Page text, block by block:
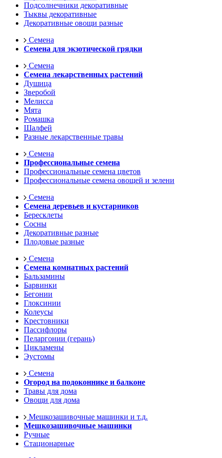
Подсолнечники декоративные
Тыквы декоративные
Декоративные овощи разные
Семена
Семена для экзотической грядки
Семена
Семена лекарственных растений
Душица
Зверобой
Мелисса
Мята
Ромашка
Шалфей
Разные лекарственные травы
Семена
Профессиональные семена
Профессиональные семена цветов
Профессиональные семена овощей и зелени
Семена
Семена деревьев и кустарников
Бересклеты
Сосны
Декоративные разные
Плодовые разные
Семена
Семена комнатных растений
Бальзамины
Барвинки
Бегонии
Глоксинии
Колеусы
Крестовники
Пассифлоры
Пеларгонии (герань)
Цикламены
Эустомы
Семена
Огород на подоконнике и балконе
Травы для дома
Овощи для дома
Мешкозашивочные машинки и т.д.
Мешкозашивочные машинки
Ручные
Стационарные